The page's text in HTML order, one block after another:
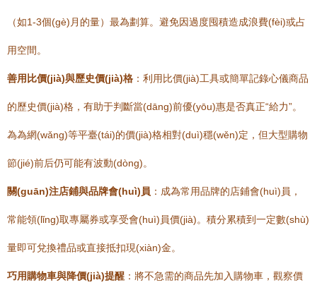
（如1-3個(gè)月的量）最為劃算。避免因過度囤積造成浪費(fèi)或占
用空間。
善用比價(jià)與歷史價(jià)格 ：利用比價(jià)工具或簡單記錄心儀商品
的歷史價(jià)格，有助于判斷當(dāng)前優(yōu)惠是否真正“給力”。
為為網(wǎng)等平臺(tái)的價(jià)格相對(duì)穩(wěn)定，但大型購物
節(jié)前后仍可能有波動(dòng)。
關(guān)注店鋪與品牌會(huì)員 ：成為常用品牌的店鋪會(huì)員，
常能領(lǐng)取專屬券或享受會(huì)員價(jià)。積分累積到一定數(shù)
量即可兌換禮品或直接抵扣現(xiàn)金。
巧用購物車與降價(jià)提醒 ：將不急需的商品先加入購物車，觀察價